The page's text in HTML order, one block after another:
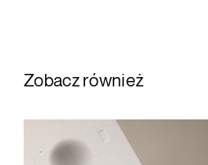
Zobacz również